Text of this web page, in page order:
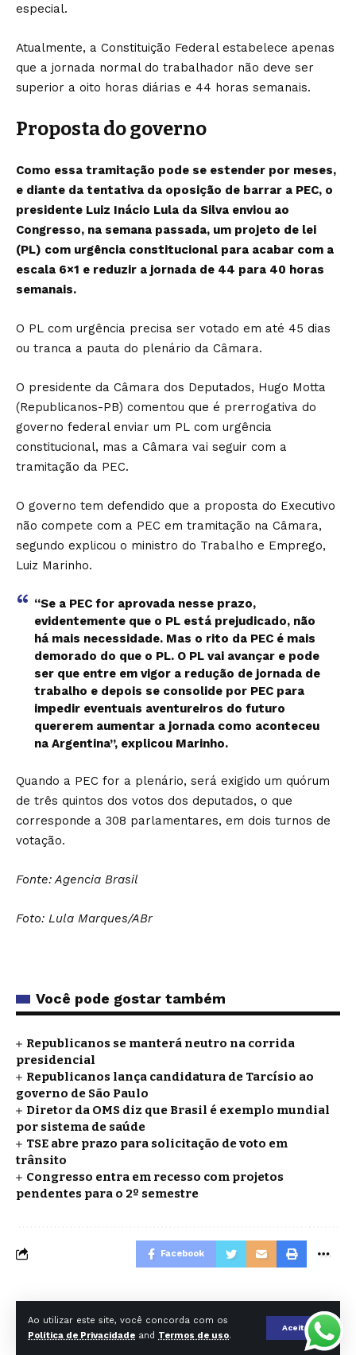
Ao utilizar este site, você concorda com os
Política de Privacidade and Termos de uso.
Aceitar
especial.
Atualmente, a Constituição Federal estabelece apenas
que a jornada normal do trabalhador não deve ser
superior a oito horas diárias e 44 horas semanais.
Proposta do governo
Como essa tramitação pode se estender por meses,
e diante da tentativa da oposição de barrar a PEC, o
presidente Luiz Inácio Lula da Silva enviou ao
Congresso, na semana passada, um projeto de lei
(PL) com urgência constitucional para acabar com a
escala 6×1 e reduzir a jornada de 44 para 40 horas
semanais.
O PL com urgência precisa ser votado em até 45 dias
ou tranca a pauta do plenário da Câmara.
O presidente da Câmara dos Deputados, Hugo Motta
(Republicanos-PB) comentou que é prerrogativa do
governo federal enviar um PL com urgência
constitucional, mas a Câmara vai seguir com a
tramitação da PEC.
O governo tem defendido que a proposta do Executivo
não compete com a PEC em tramitação na Câmara,
segundo explicou o ministro do Trabalho e Emprego,
Luiz Marinho.
“Se a PEC for aprovada nesse prazo,
evidentemente que o PL está prejudicado, não
há mais necessidade. Mas o rito da PEC é mais
demorado do que o PL. O PL vai avançar e pode
ser que entre em vigor a redução de jornada de
trabalho e depois se consolide por PEC para
impedir eventuais aventureiros do futuro
quererem aumentar a jornada como aconteceu
na Argentina”, explicou Marinho.
Quando a PEC for a plenário, será exigido um quórum
de três quintos dos votos dos deputados, o que
corresponde a 308 parlamentares, em dois turnos de
votação.
Fonte: Agencia Brasil
Foto: Lula Marques/ABr
Você pode gostar também
Republicanos se manterá neutro na corrida
presidencial
Republicanos lança candidatura de Tarcísio ao
governo de São Paulo
Diretor da OMS diz que Brasil é exemplo mundial
por sistema de saúde
TSE abre prazo para solicitação de voto em
trânsito
Congresso entra em recesso com projetos
pendentes para o 2º semestre
Facebook
O DIA DE SP EDITORA E AGENCIA DE NOTICIAS LTDA - CNPJ
39.732.792/0001-24 | Rua Carlos Comenale, 263 - 3* andar - Bela
vista (SP) - Copyright © 2025 - Jornal O Dia SP